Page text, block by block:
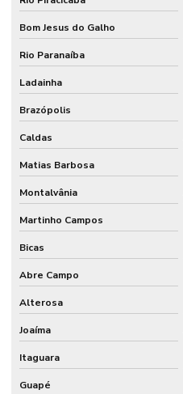
Bom Jesus do Galho
Rio Paranaíba
Ladainha
Brazópolis
Caldas
Matias Barbosa
Montalvânia
Martinho Campos
Bicas
Abre Campo
Alterosa
Joaíma
Itaguara
Guapé